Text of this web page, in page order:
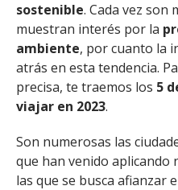
sostenible. Cada vez son
muestran interés por la
ambiente, por cuanto la
atrás en esta tendencia.
precisa, te traemos los 5
viajar en 2023.
Son numerosas las
que han venido aplicando
las que se busca afianzar